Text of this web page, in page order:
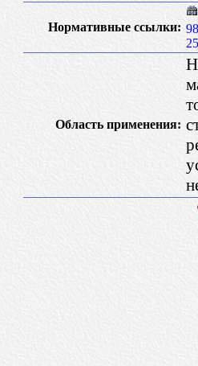
Нормативные ссылки:
Область применения: